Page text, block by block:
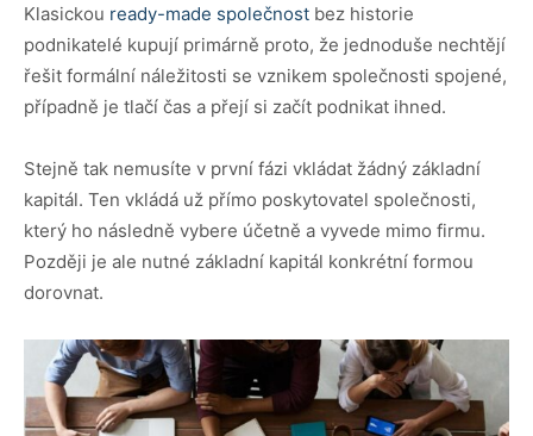
Klasickou ready-made společnost bez historie
podnikatelé kupují primárně proto, že jednoduše nechtějí
řešit formální náležitosti se vznikem společnosti spojené,
případně je tlačí čas a přejí si začít podnikat ihned.
Stejně tak nemusíte v první fázi vkládat žádný základní
kapitál. Ten vkládá už přímo poskytovatel společnosti,
který ho následně vybere účetně a vyvede mimo firmu.
Později je ale nutné základní kapitál konkrétní formou
dorovnat.